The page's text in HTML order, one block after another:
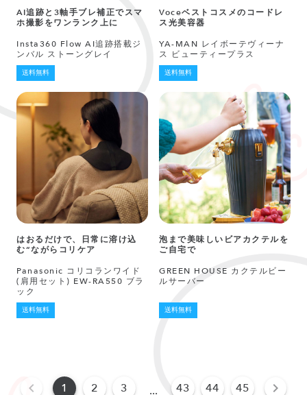
AI追跡と3軸手ブレ補正でスマ
ホ撮影をワンランク上に
Insta360 Flow AI追跡搭載ジ
ンバル ストーングレイ
送料無料
Voceベストコスメのコードレ
ス光美容器
YA-MAN レイボーテヴィーナ
ス ビューティープラス
送料無料
はおるだけで、日常に溶け込
む“ながらコリケア
Panasonic コリコランワイド
(肩用セット) EW-RA550 ブラ
ック
送料無料
泡まで美味しいビアカクテルを
ご自宅で
GREEN HOUSE カクテルビー
ルサーバー
送料無料
1 2 3 ... 43 44 45